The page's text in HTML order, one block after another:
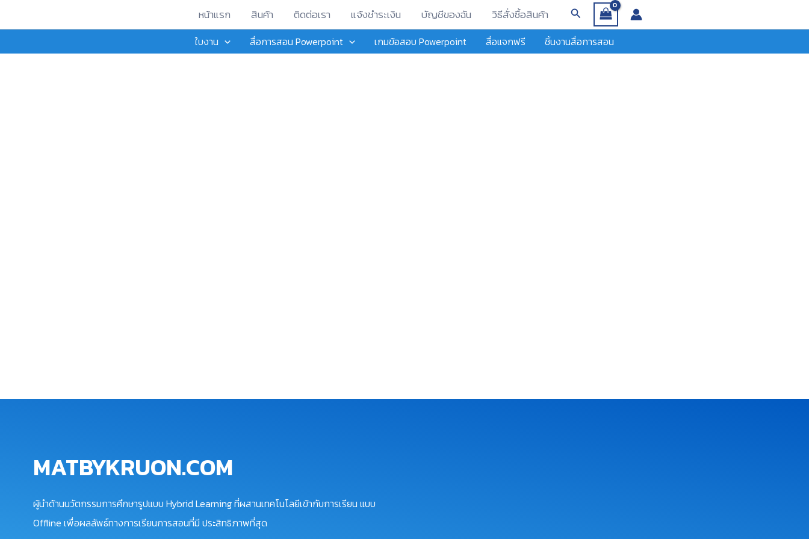
to
หน้าแรก สินค้า ติดต่อเรา แจ้งชำระเงิน บัญชีของฉัน วิธีสั่งซื้อสินค้า Search
ใบงาน สื่อการสอน Powerpoint เกมข้อสอบ Powerpoint สื่อแจกฟรี ชิ้นงานสื่อการสอน
MATBYKRUON.COM
ผู้นำด้านนวัตกรรมการศึกษารูปแบบ Hybrid Learning ที่ผสานเทคโนโลยีเข้ากับการเรียน แบบ
Offline เพื่อผลลัพธ์ทางการเรียนการสอนที่มี ประสิทธิภาพที่สุด